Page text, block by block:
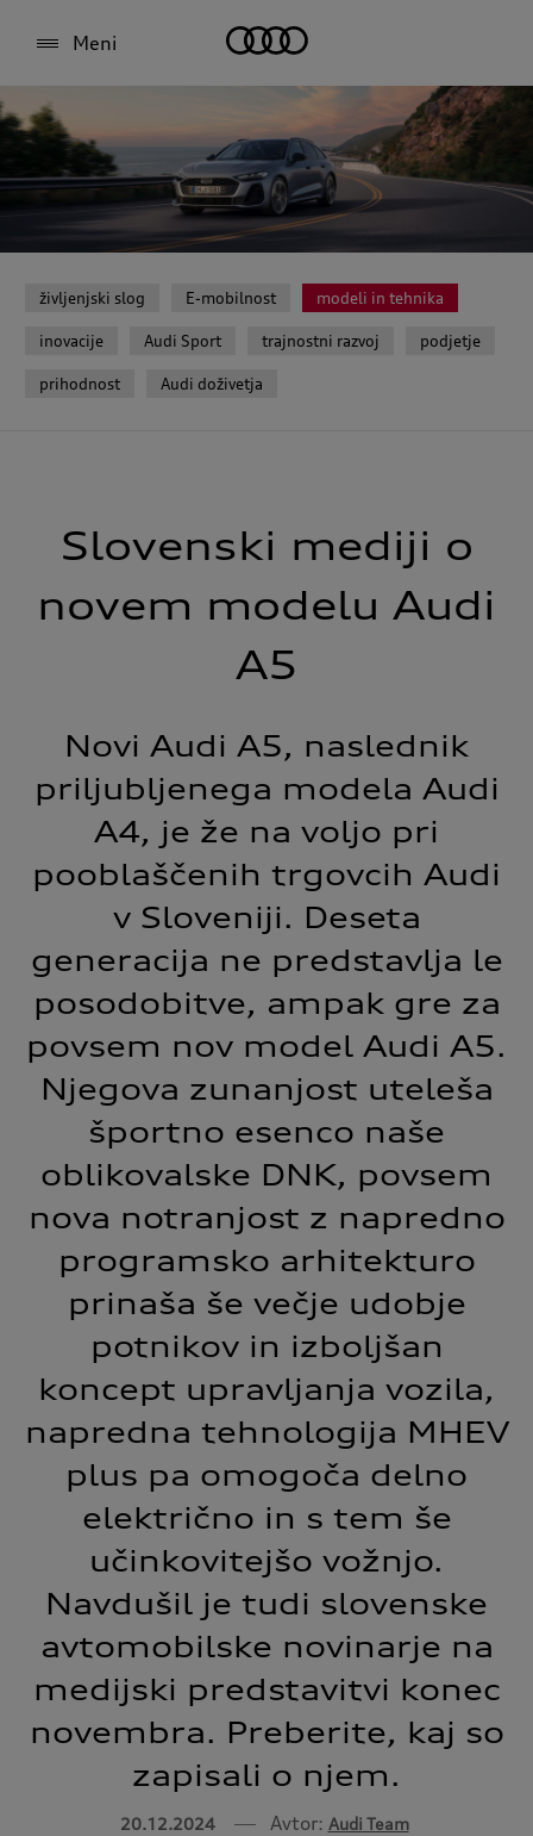
Meni
življenjski slog E-mobilnost modeli in tehnika
inovacije Audi Sport trajnostni razvoj podjetje
prihodnost Audi doživetja
Slovenski mediji o
novem modelu Audi
A5
Novi Audi A5, naslednik
priljubljenega modela Audi
A4, je že na voljo pri
pooblaščenih trgovcih Audi
v Sloveniji. Deseta
generacija ne predstavlja le
posodobitve, ampak gre za
povsem nov model Audi A5.
Njegova zunanjost uteleša
športno esenco naše
oblikovalske DNK, povsem
nova notranjost z napredno
programsko arhitekturo
prinaša še večje udobje
potnikov in izboljšan
koncept upravljanja vozila,
napredna tehnologija MHEV
plus pa omogoča delno
električno in s tem še
učinkovitejšo vožnjo.
Navdušil je tudi slovenske
avtomobilske novinarje na
medijski predstavitvi konec
novembra. Preberite, kaj so
zapisali o njem.
20.12.2024 Avtor: Audi Team